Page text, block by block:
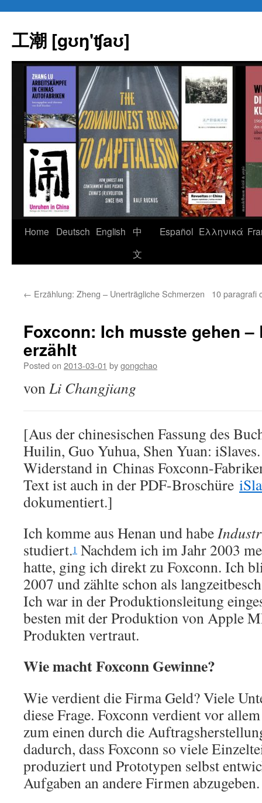
content
工潮 [gʊŋ'ʧaʊ]
Home Deutsch English
中
文
Español Eλληνικά
← Erzählung: Zheng – Unerträgliche Schmerzen 10 paragrafi
Foxconn: Ich musste gehen –
erzählt
Posted on 2013-03-01 bygongchao
vonLi Changjiang
[Aus der chinesischen Fassung des
Huilin, Guo Yuhua, Shen Yuan:
Widerstand in Chinas Foxconn-
Text ist auch in der PDF-Broschüre
dokumentiert.]
Ich komme aus Henan und habe
studiert.1 Nachdem ich im Jahr 2003
hatte, ging ich direkt zu Foxconn. Ich
2007 und zählte schon als
Ich war in der Produktionsleitung
besten mit der Produktion von Apple
Produkten vertraut.
Wie macht Foxconn Gewinne?
Wie verdient die Firma Geld? Viele
diese Frage. Foxconn verdient vor
zum einen durch die
dadurch, dass Foxconn so viele
produziert und Prototypen selbst
Aufgaben an andere Firmen abzugeben.